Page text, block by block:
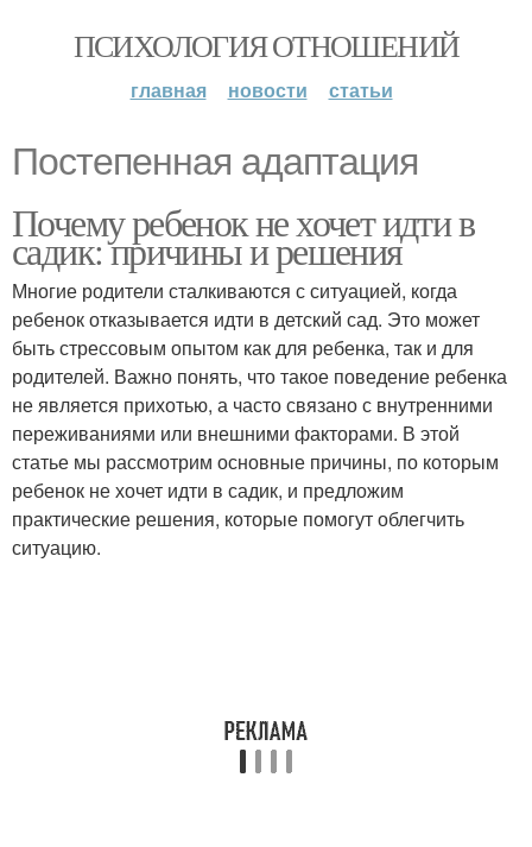
ПСИХОЛОГИЯ ОТНОШЕНИЙ
главная новости статьи
Постепенная адаптация
Почему ребенок не хочет идти в
садик: причины и решения
Многие родители сталкиваются с ситуацией, когда
ребенок отказывается идти в детский сад. Это может
быть стрессовым опытом как для ребенка, так и для
родителей. Важно понять, что такое поведение ребенка
не является прихотью, а часто связано с внутренними
переживаниями или внешними факторами. В этой
статье мы рассмотрим основные причины, по которым
ребенок не хочет идти в садик, и предложим
практические решения, которые помогут облегчить
ситуацию.